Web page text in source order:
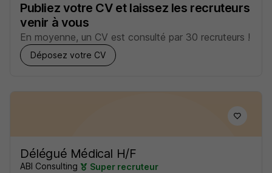
Publiez votre CV et laissez les recruteurs
venir à vous
En moyenne, un CV est consulté par 30 recruteurs !
Déposez votre CV
Délégué Médical H/F
ABI Consulting Super recruteur